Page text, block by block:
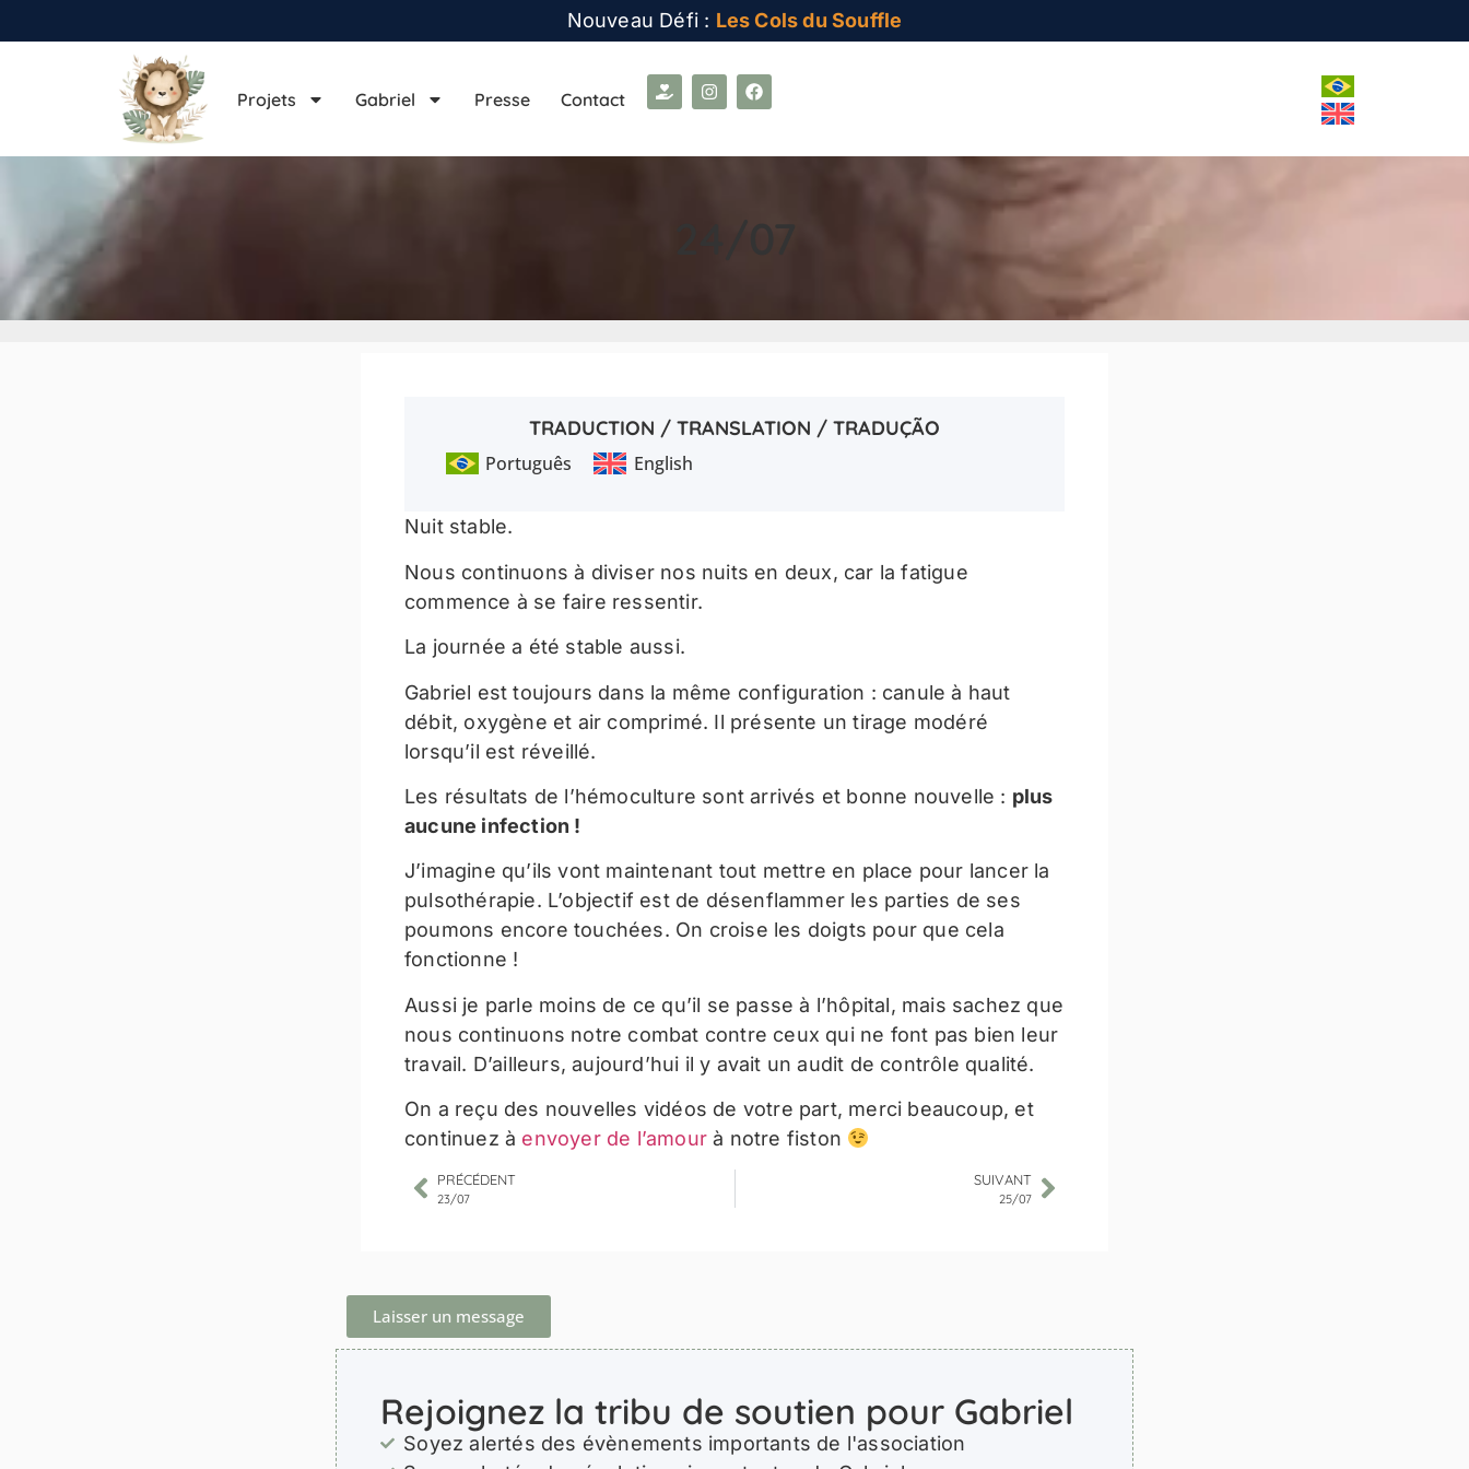
Nouveau Défi : Les Cols du Souffle
Projets Gabriel Presse Contact
24/07
TRADUCTION / TRANSLATION / TRADUÇÃO
Português English
Nuit stable.
Nous continuons à diviser nos nuits en deux, car la fatigue
commence à se faire ressentir.
La journée a été stable aussi.
Gabriel est toujours dans la même configuration : canule à haut
débit, oxygène et air comprimé. Il présente un tirage modéré
lorsqu’il est réveillé.
Les résultats de l’hémoculture sont arrivés et bonne nouvelle : plus
aucune infection !
J’imagine qu’ils vont maintenant tout mettre en place pour lancer la
pulsothérapie. L’objectif est de désenflammer les parties de ses
poumons encore touchées. On croise les doigts pour que cela
fonctionne !
Aussi je parle moins de ce qu’il se passe à l’hôpital, mais sachez que
nous continuons notre combat contre ceux qui ne font pas bien leur
travail. D’ailleurs, aujourd’hui il y avait un audit de contrôle qualité.
On a reçu des nouvelles vidéos de votre part, merci beaucoup, et
continuez à envoyer de l’amour à notre fiston
PRÉCÉDENT
23/07
SUIVANT
25/07
Laisser un message
Rejoignez la tribu de soutien pour Gabriel
Soyez alertés des évènements importants de l'association